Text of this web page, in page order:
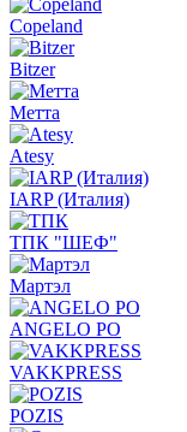
Copeland
Bitzer
Метта
Atesy
IARP (Италия)
ТПК "ШЕФ"
Мартэл
ANGELO PO
VAKKPRESS
POZIS